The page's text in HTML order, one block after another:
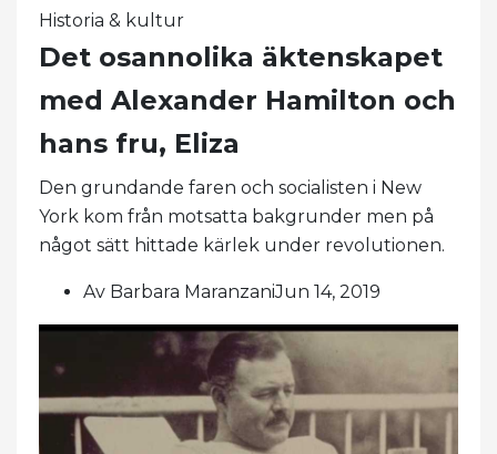
Historia & kultur
Det osannolika äktenskapet
med Alexander Hamilton och
hans fru, Eliza
Den grundande faren och socialisten i New
York kom från motsatta bakgrunder men på
något sätt hittade kärlek under revolutionen.
Av Barbara MaranzaniJun 14, 2019